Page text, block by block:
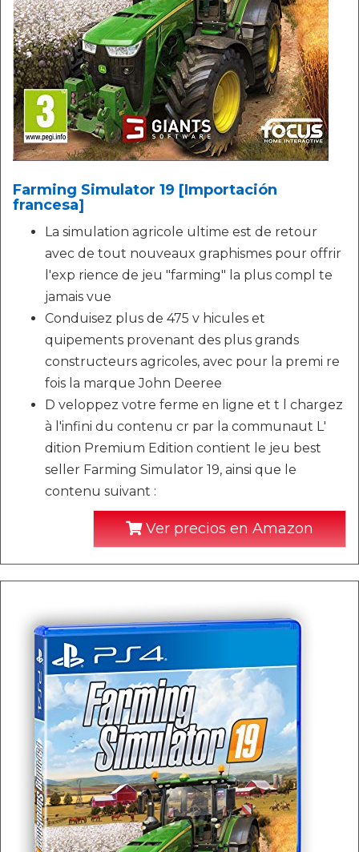
Farming Simulator 19 [Importación
francesa]
La simulation agricole ultime est de retour
avec de tout nouveaux graphismes pour offrir
l'exp rience de jeu "farming" la plus compl te
jamais vue
Conduisez plus de 475 v hicules et
quipements provenant des plus grands
constructeurs agricoles, avec pour la premi re
fois la marque John Deeree
D veloppez votre ferme en ligne et t l chargez
à l'infini du contenu cr par la communaut L'
dition Premium Edition contient le jeu best
seller Farming Simulator 19, ainsi que le
contenu suivant :
Ver precios en Amazon